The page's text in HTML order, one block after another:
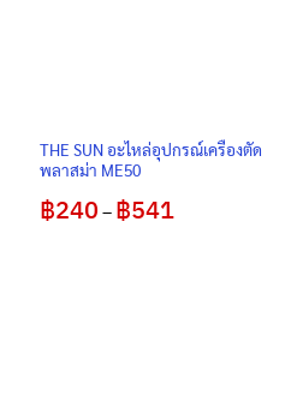
THE SUN อะไหล่อุปกรณ์เครื่องตัด
พลาสม่า ME50
฿240 – ฿541range: